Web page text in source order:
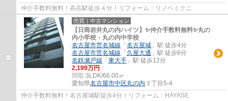
仲介手数料無料！高岳駅徒歩４分！リフォーム：リノベミクニ
売買｜中古マンション
【日商岩井丸の内ハイツ】✨️仲介手数料無料✨️丸の
内小学校・丸の内中学校
名古屋市営名城線 「 名古屋城 」駅 徒歩4分
名古屋市営名城線 「 久屋大通 」駅 徒歩6分
名鉄瀬戸線 「 東大手 」駅 徒歩12分
2,199万円
間取:3LDK/66.00㎡
愛知県名古屋市中区丸の内 ３丁目5-4
仲介手数料無料！名古屋城駅徒歩4分！リフォーム：HAYASE